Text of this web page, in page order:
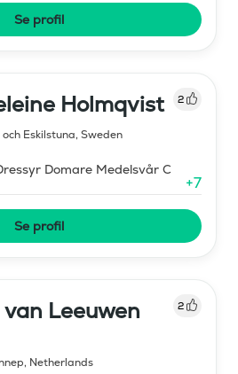
Se profil
Holmqvist 2
Eskilstuna, Sweden
Domare Medelsvår C
+7
Se profil
Leeuwen 2
, Netherlands